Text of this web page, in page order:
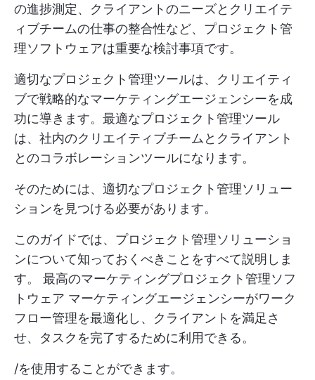
の進捗測定、クライアントのニーズとクリエイテ
ィブチームの仕事の整合性など、プロジェクト管
理ソフトウェアは重要な検討事項です。
適切なプロジェクト管理ツールは、クリエイティ
ブで戦略的なマーケティングエージェンシーを成
功に導きます。最適なプロジェクト管理ツール
は、社内のクリエイティブチームとクライアント
とのコラボレーションツールになります。
そのためには、適切なプロジェクト管理ソリュー
ションを見つける必要があります。
このガイドでは、プロジェクト管理ソリューショ
ンについて知っておくべきことをすべて説明しま
す。 最高のマーケティングプロジェクト管理ソフ
トウェア マーケティングエージェンシーがワーク
フロー管理を最適化し、クライアントを満足さ
せ、タスクを完了するために利用できる。
/を使用することができます。